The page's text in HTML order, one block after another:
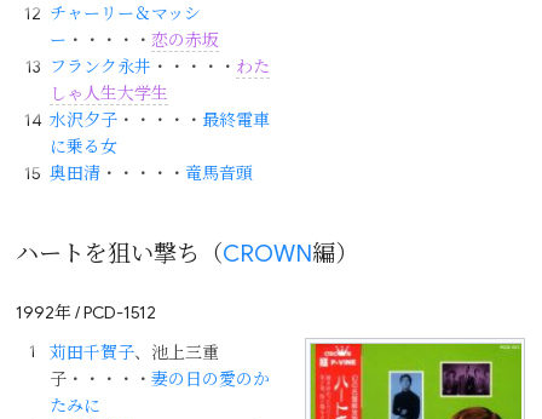
チャーリー＆マッシ
ー ・・・・・恋の赤坂
フランク永井 ・・・・・ わた
しゃ人生大学生
水沢夕子 ・・・・・最終電車
に乗る女
奥田清 ・・・・・竜馬音頭
ハートを狙い撃ち（CROWN編）
1992年 / PCD-1512
苅田千賀子、池上三重
子・・・・・妻の日の愛のか
たみに